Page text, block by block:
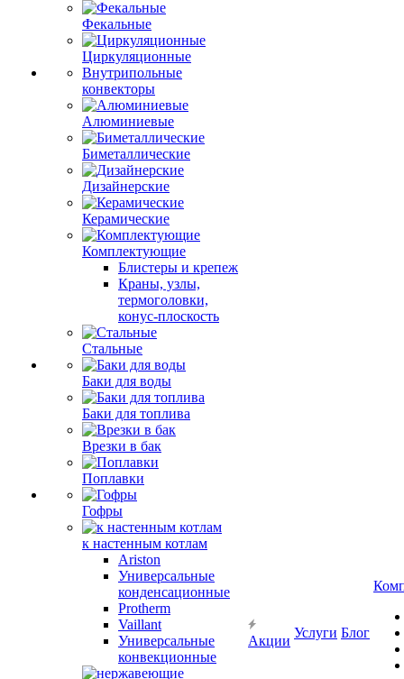
Фекальные
Циркуляционные
Внутрипольные
конвекторы
Алюминиевые
Биметаллические
Дизайнерские
Керамические
Комплектующие
Блистеры и крепеж
Краны, узлы,
термоголовки,
конус-плоскость
Стальные
Баки для воды
Баки для топлива
Врезки в бак
Поплавки
Гофры
к настенным котлам
Ariston
Универсальные
конденсационные
Protherm
Vaillant
Универсальные
конвекционные
Акции
Услуги Блог